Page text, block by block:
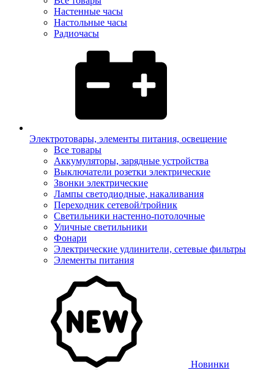
Настенные часы
Настольные часы
Радиочасы
Электротовары, элементы питания, освещение
Все товары
Аккумуляторы, зарядные устройства
Выключатели розетки электрические
Звонки электрические
Лампы светодиодные, накаливания
Переходник сетевой/тройник
Светильники настенно-потолочные
Уличные светильники
Фонари
Электрические удлинители, сетевые фильтры
Элементы питания
Новинки